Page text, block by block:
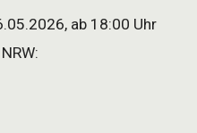
ab 18:00 Uhr